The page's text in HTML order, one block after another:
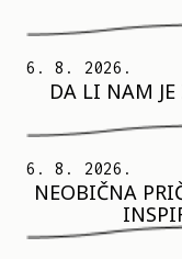
6. 8. 2026.
DA LI NAM
6. 8. 2026.
NEOBIČNA